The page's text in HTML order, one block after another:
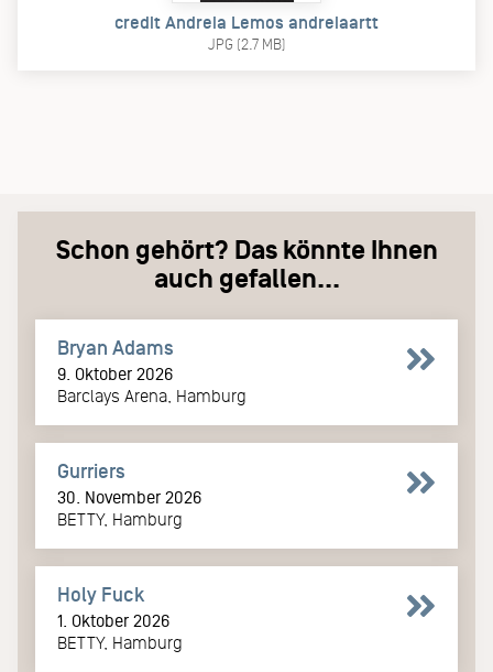
credit Andreia Lemos andreiaartt
JPG (2.7 MB)
Schon gehört? Das könnte Ihnen
auch gefallen...
Bryan Adams
9. Oktober 2026
Barclays Arena, Hamburg
Gurriers
30. November 2026
BETTY, Hamburg
Holy Fuck
1. Oktober 2026
BETTY, Hamburg